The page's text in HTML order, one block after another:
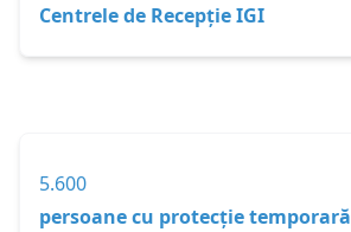
Centrele de Recepție IGI
5.600
persoane cu protecție temporară